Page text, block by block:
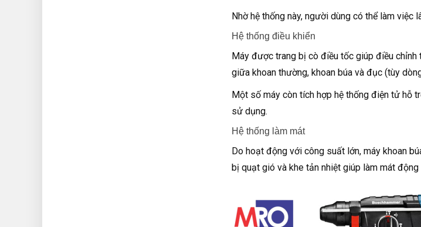
Nhờ hệ thống này, người dùng có thể làm việc
Hệ thống điều khiển
Máy được trang bị cò điều tốc giúp điều
giữa khoan thường, khoan búa và đục (tùy
Một số máy còn tích hợp hệ thống điện tử hỗ
sử dụng.
Hệ thống làm mát
Do hoạt động với công suất lớn, máy khoan
bị quạt gió và khe tản nhiệt giúp làm mát